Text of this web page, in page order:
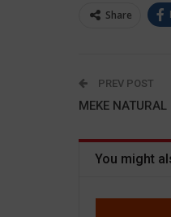
Share
PREV POST
MEKE NATURAL
You might